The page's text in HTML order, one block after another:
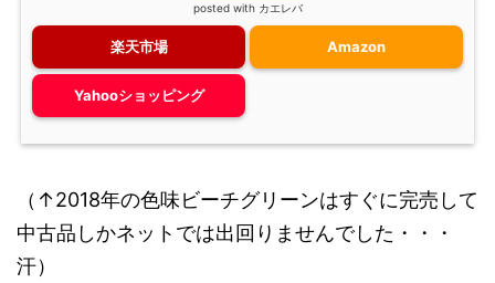
posted with カエレバ
楽天市場 Amazon
Yahooショッピング
（↑2018年の色味ビーチグリーンはすぐに完売して
中古品しかネットでは出回りませんでした・・・
汗）